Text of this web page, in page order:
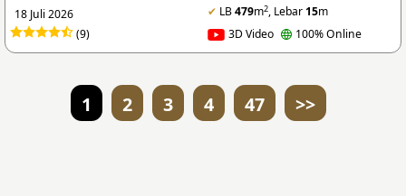
18 Juli 2026 ✔ LB479m2, Lebar 15m
(9)
3D Video 100% Online
1 2 3 4 47 >>